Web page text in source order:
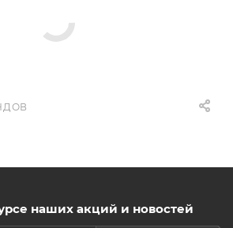
наших акций и новостей